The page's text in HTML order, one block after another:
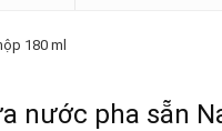
180 ml
nước pha sẵn